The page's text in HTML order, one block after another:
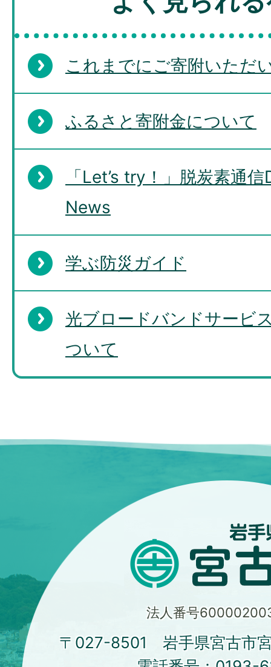
これまでにご寄附いただ
ふるさと寄附金について
「Let’s try！」脱炭素通
News
学ぶ防災ガイド
光ブロードバンドサービ
ついて
法人番号
〒027-8501 岩手県宮古市